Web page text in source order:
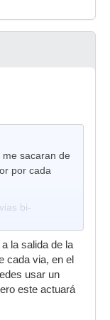
sacaran de
por cada
bi-
un limitador
etapa?
con el
tres,
la salida de la
cada via, en el
usar un
este actuará